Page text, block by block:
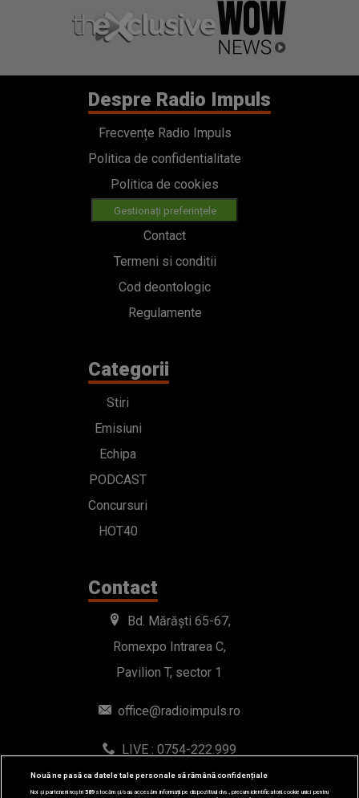
Despre Radio Impuls
Frecvențe Radio Impuls
Politica de confidentialitate
Politica de cookies
Gestionați preferințele
Contact
Termeni si conditii
Cod deontologic
Regulamente
Categorii
Stiri
Emisiuni
Echipa
PODCAST
Concursuri
HOT40
Contact
Bd. Mărăști 65-67,
Romexpo Intrarea C,
Pavilion T, sector 1
office@radioimpuls.ro
LIVE : 0754-222.999
WhatsApp: 0754-222.999
Nouă ne pasă ca datele tale personale să rămână confidențiale
Noi și partenerii noștri589stocăm și/sau accesăm informații pe dispozitivul dvs., precum identificatorii cookie unici pentru